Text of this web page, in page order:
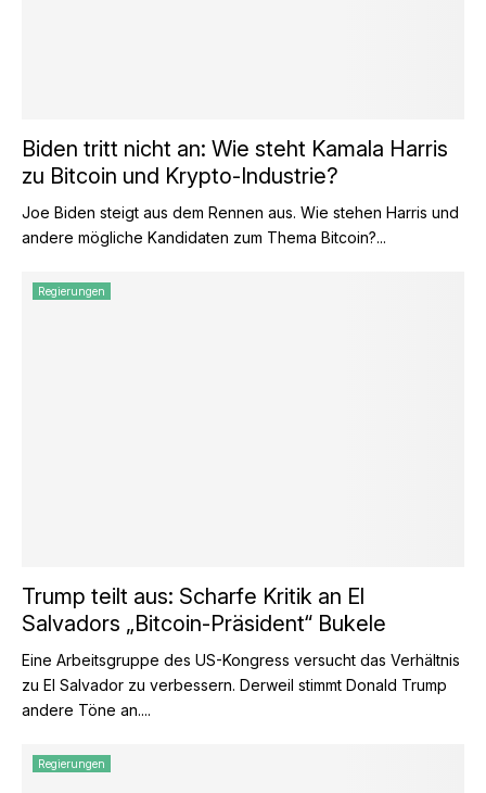
Biden tritt nicht an: Wie steht Kamala Harris
zu Bitcoin und Krypto-Industrie?
Joe Biden steigt aus dem Rennen aus. Wie stehen Harris und
andere mögliche Kandidaten zum Thema Bitcoin?...
Regierungen
Trump teilt aus: Scharfe Kritik an El
Salvadors „Bitcoin-Präsident“ Bukele
Eine Arbeitsgruppe des US-Kongress versucht das Verhältnis
zu El Salvador zu verbessern. Derweil stimmt Donald Trump
andere Töne an....
Regierungen